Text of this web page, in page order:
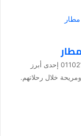
تعتبر خدمة إيجار الليموزين للمطار 01102106655 إحدى أبرز
خلال رحلاتهم.